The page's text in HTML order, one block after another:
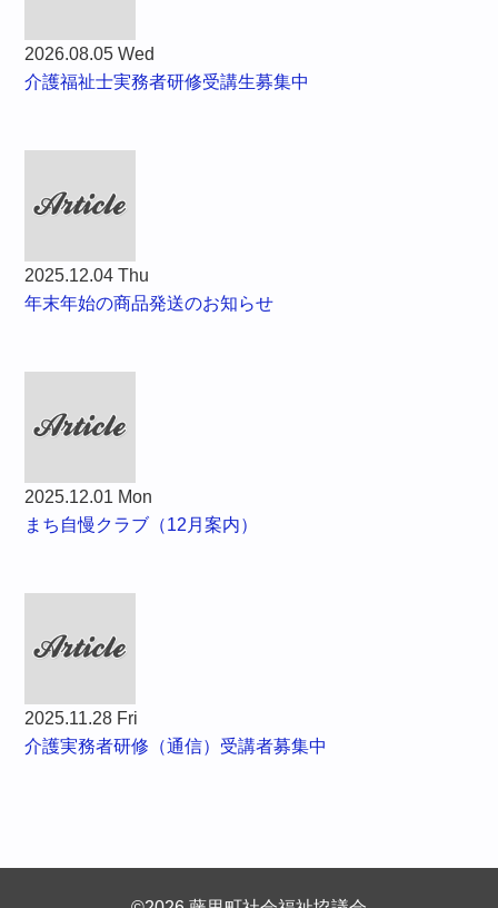
2026.08.05 Wed
介護福祉士実務者研修受講生募集中
2025.12.04 Thu
年末年始の商品発送のお知らせ
2025.12.01 Mon
まち自慢クラブ（12月案内）
2025.11.28 Fri
介護実務者研修（通信）受講者募集中